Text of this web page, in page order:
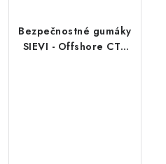
Bezpečnostné gumáky
SIEVI - Offshore CT+